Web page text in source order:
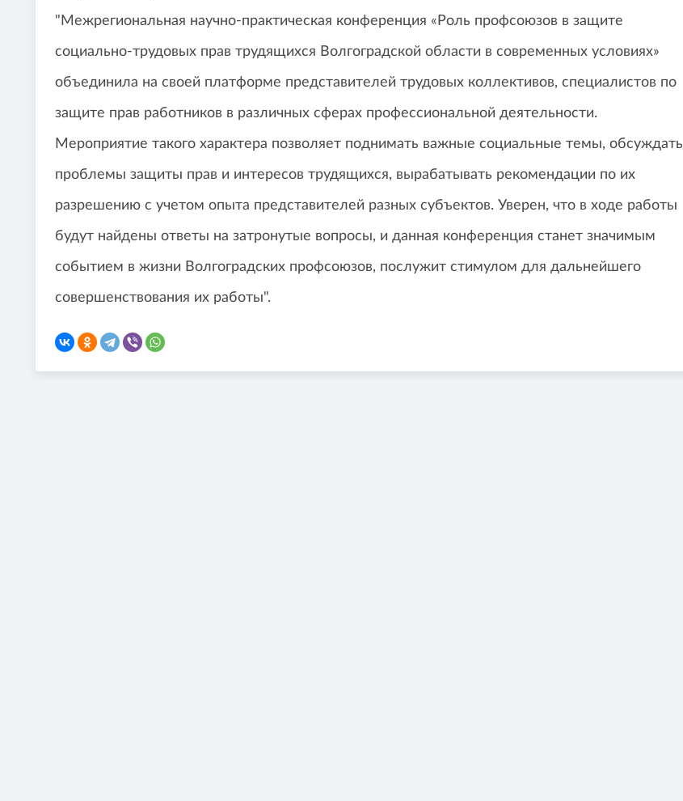
"Межрегиональная научно-практическая конференция «Роль профсоюзов в защите
социально-трудовых прав трудящихся Волгоградской области в современных условиях»
объединила на своей платформе представителей трудовых коллективов, специалистов по
защите прав работников в различных сферах профессиональной деятельности.
Мероприятие такого характера позволяет поднимать важные социальные темы, обсуждать
проблемы защиты прав и интересов трудящихся, вырабатывать рекомендации по их
разрешению с учетом опыта представителей разных субъектов. Уверен, что в ходе работы
будут найдены ответы на затронутые вопросы, и данная конференция станет значимым
событием в жизни Волгоградских профсоюзов, послужит стимулом для дальнейшего
совершенствования их работы".